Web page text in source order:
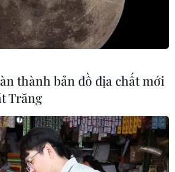
thành bản đồ địa chất mới
Trăng